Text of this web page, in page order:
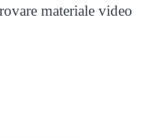
materiale video